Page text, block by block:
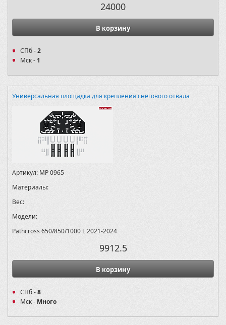
24000
В корзину
СПб -2
Мск - 1
Универсальная площадка для крепления снегового отвала
Артикул: MP 0965
Материалы:
Вес:
Модели:
Pathcross 650/850/1000 L 2021-2024
9912.5
В корзину
СПб -8
Мск - Много